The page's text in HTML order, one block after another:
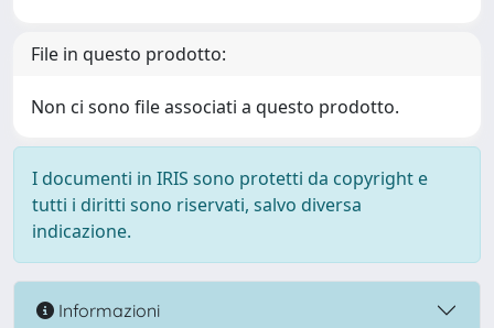
File in questo prodotto:
Non ci sono file associati a questo prodotto.
I documenti in IRIS sono protetti da copyright e
tutti i diritti sono riservati, salvo diversa
indicazione.
Informazioni